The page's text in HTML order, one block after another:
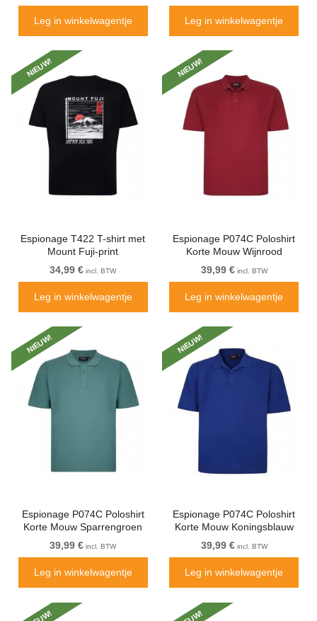
Leg in winkelwagentje Leg in winkelwagentje
Espionage T422 T-shirt met
Mount Fuji-print
Marineblauw
NIEUW!
34,99 € incl. BTW
Leg in winkelwagentje
Espionage P074C Poloshirt
Korte Mouw Wijnrood
NIEUW!
39,99 €incl. BTW
Leg in winkelwagentje
Espionage P074C Poloshirt
Korte Mouw Sparrengroen
NIEUW!
39,99 € incl. BTW
Leg in winkelwagentje
Espionage P074C Poloshirt
Korte Mouw Koningsblauw
NIEUW!
39,99 €incl. BTW
Leg in winkelwagentje